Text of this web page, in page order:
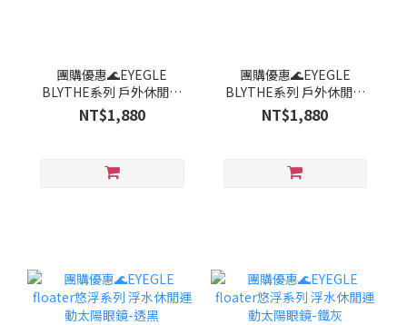
團購優惠🌊EYEGLE
BLYTHE系列 戶外休閒太
陽眼鏡-藍紅
NT$1,880
團購優惠🌊EYEGLE
BLYTHE系列 戶外休閒太
陽眼鏡-灰綠
NT$1,880